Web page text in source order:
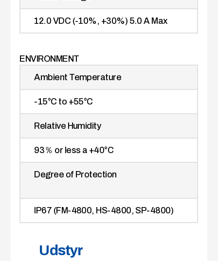
12.0 VDC (-10%, +30%) 5.0 A Max
ENVIRONMENT
Ambient Temperature
-15°C to +55°C
Relative Humidity
93％ or less a +40°C
Degree of Protection
IP67 (FM-4800, HS-4800, SP-4800)
Udstyr